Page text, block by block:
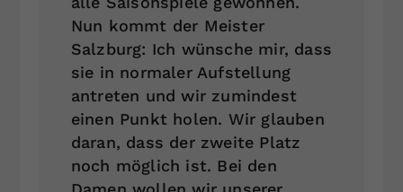
Nun kommt der Meister
Salzburg: Ich wünsche mir, dass
sie in normaler Aufstellung
antreten und wir zumindest
einen Punkt holen. Wir glauben
daran, dass der zweite Platz
noch möglich ist. Bei den